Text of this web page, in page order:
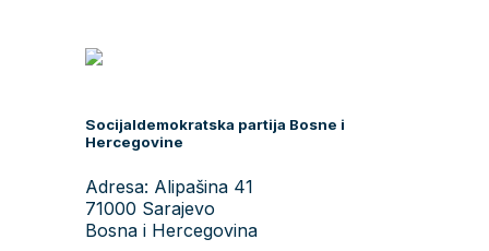
Socijaldemokratska partija Bosne i
Hercegovine
Adresa: Alipašina 41
71000 Sarajevo
Bosna i Hercegovina